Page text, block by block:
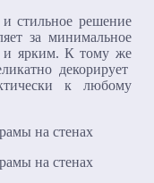
стильное решение
за минимальное
ярким. К тому же
декорирует
к любому